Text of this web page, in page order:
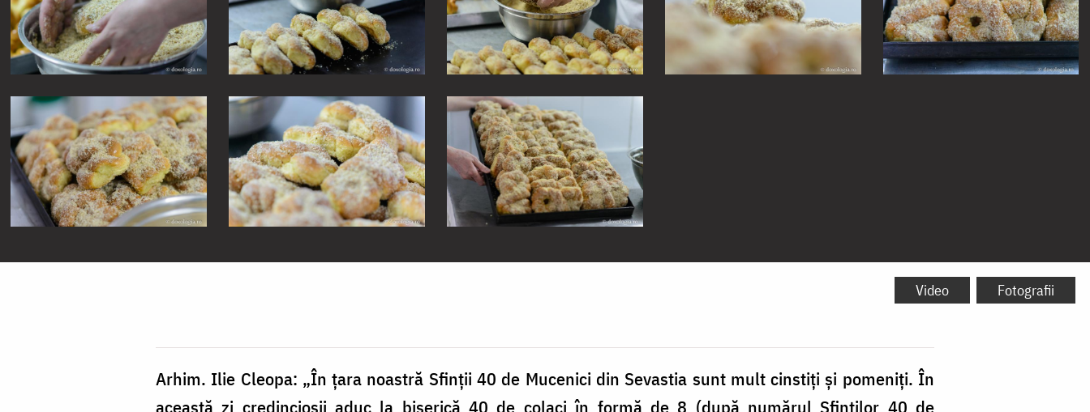
Video Fotografii
Arhim. Ilie Cleopa: „În ţara noastră Sfinţii 40 de Mucenici din Sevastia sunt mult cinstiţi şi pomeniţi. În
această zi credincioşii aduc la biserică 40 de colaci în formă de 8 (după numărul Sfinţilor 40 de